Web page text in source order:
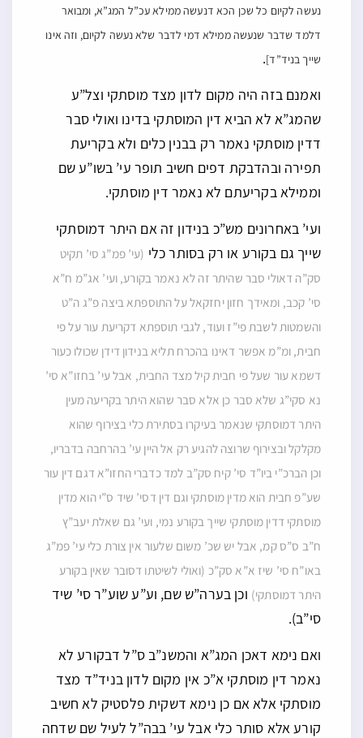
נעשה לקיום כל שכן הכא דנעשה ממילא עכ”ל המג”א, ומבואר
דלמד שדבר שנעשה ממילא דמי לדבר שלא נעשה לקיום, וזה אינו
שייך בניד”ד].
ואמנם בזה היה מקום לדון מצד מוסתקי וצל”ע
שהמג”א לא הביא דין המוסתקי בדינו ואולי סבר
דדין מוסתקי נאמר רק בבנין כלים ולא בקריעת
תפירה ובהדבקת דפים חשיב תופר עי’ בשו”ע שם
וממילא בקריעתם לא נאמר דין מוסתקי.
ועי’ באחרונים מש”כ בנידון זה אם היתר דמוסתקי
שייך גם בקורע או רק בסותר כלי (עי’ פמ”ג סי’ תקיט
סק”ה דאולי סבר שהיתר זה לא נאמר בקורע, ועי’ אג”מ ח”א
סי’ קכב, ומאידך חזון יחזקאל על התוספתא ביצה פ”ג ה”ט
והשמטות לשבת פי”ז ועוד, לגבי תוספתא דקריעת עור על פי
חבית, ומ”מ אפשר דאינו בהכרח תליא בנידון דידן שכולו כעור
דשמא עור שעל פי חבית קיל מצד החבית, אבל עי’ בחזו”א סי’
נא סקי”ג שלא סבר כן אלא סבר שהוא היתר בקריעה מעין
היתר דמוסתקי שנאמר בעיקרו בסתירת כלי בצירוף שהוא
מקלקל ובצירוף שרוצה להגיע רק אל היין עי’ בהרחבה בדבריו,
וכן הברכ”י ביו”ד סי’ קיח סק”ב למד כדברי החזו”א דגם דין עור
שע”פ חבית הוא מדין מוסתקי וגם דין דסי’ שיד ס”י הוא מדין
מוסתקי דדין מוסתקי שייך בקורע נמי, ועי’ גם שאלת יעב”ץ
ח”ב ס”ס קמ, אבל יש שכ’ משום שלעור אין צורת כלי עי’ פמ”ג
באו”ח סי’ שיז א”א סק”כ (ואולי לשיטתו דסובר שאין בקורע
היתר דמוסתקי) וכן בערה”ש שם, וע”ע שוע”ר סי’ שיד
סי”ב).
ואם נימא דאכן המג”א והמשנ”ב ס”ל דבקורע לא
נאמר דין מוסתקי א”כ אין מקום לדון בניד”ד מצד
מוסתקי אלא אם כן נימא דשקית פלסטיק לא חשיב
קורע אלא סותר כלי אבל עי’ בבה”ל לעיל שם שדחה